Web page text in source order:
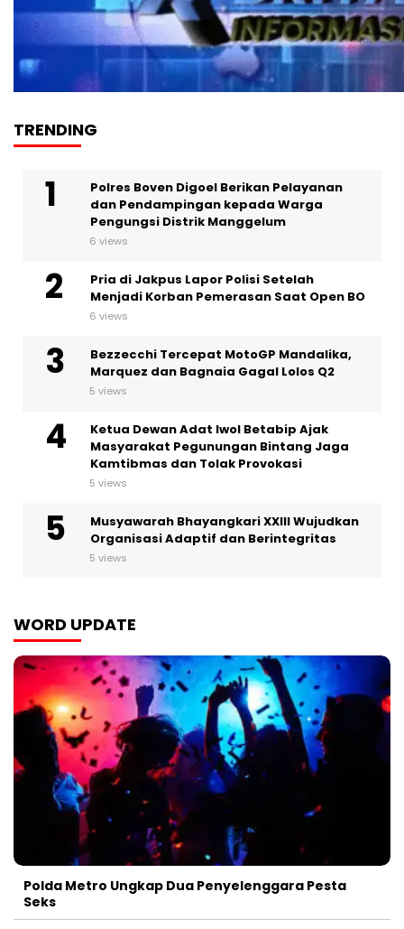
TRENDING
Polres Boven Digoel Berikan Pelayanan
dan Pendampingan kepada Warga
Pengungsi Distrik Manggelum
6 views
Pria di Jakpus Lapor Polisi Setelah
Menjadi Korban Pemerasan Saat Open BO
6 views
Bezzecchi Tercepat MotoGP Mandalika,
Marquez dan Bagnaia Gagal Lolos Q2
5 views
Ketua Dewan Adat Iwol Betabip Ajak
Masyarakat Pegunungan Bintang Jaga
Kamtibmas dan Tolak Provokasi
5 views
Musyawarah Bhayangkari XXIII Wujudkan
Organisasi Adaptif dan Berintegritas
5 views
WORD UPDATE
Polda Metro Ungkap Dua Penyelenggara Pesta
Seks